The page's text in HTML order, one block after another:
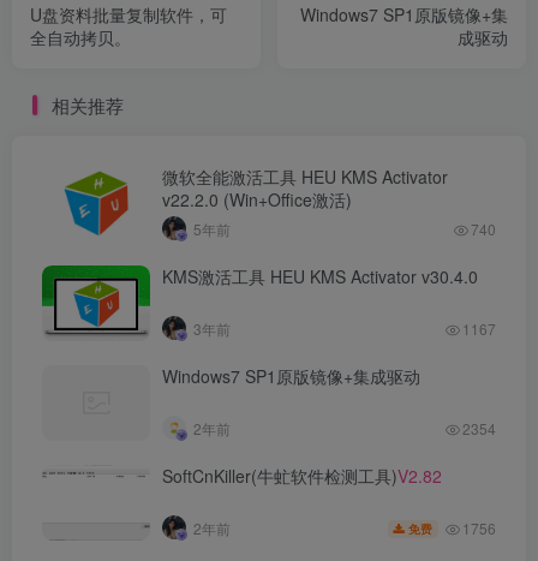
U盘资料批量复制软件，可
全自动拷贝。
Windows7 SP1原版镜像+集
成驱动
相关推荐
微软全能激活工具 HEU KMS Activator
v22.2.0 (Win+Office激活)
5年前 740
KMS激活工具 HEU KMS Activator v30.4.0
3年前 1167
Windows7 SP1原版镜像+集成驱动
2年前 2354
SoftCnKiller(牛虻软件检测工具)V2.82
2年前 免费 1756